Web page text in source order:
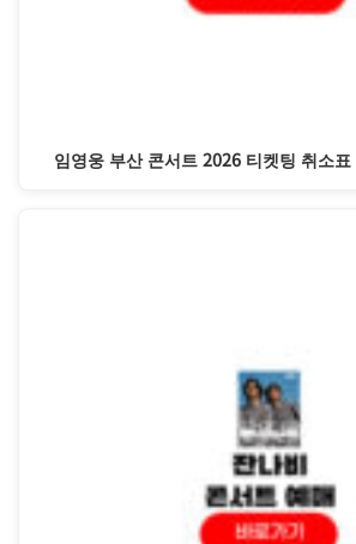
임영웅 부산 콘서트 2026 티켓팅 취소